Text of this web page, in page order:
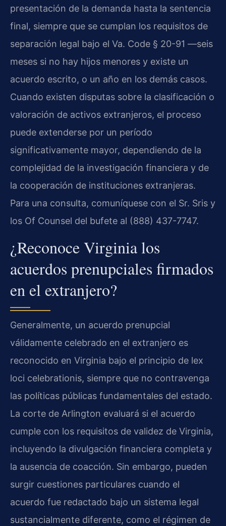
presentación de la demanda hasta la sentencia
final, siempre que se cumplan los requisitos de
separación legal bajo el Va. Code § 20-91 —seis
meses si no hay hijos menores y existe un
acuerdo escrito, o un año en los demás casos.
Cuando existen disputas sobre la clasificación o
valoración de activos extranjeros, el proceso
puede extenderse por un período
significativamente mayor, dependiendo de la
complejidad de la investigación financiera y de
la cooperación de instituciones extranjeras.
Para una consulta, comuníquese con el Sr. Sris y
los Of Counsel del bufete al (888) 437-7747.
¿Reconoce Virginia los
acuerdos prenupciales firmados
en el extranjero?
Generalmente, un acuerdo prenupcial
válidamente celebrado en el extranjero es
reconocido en Virginia bajo el principio de lex
loci celebrationis, siempre que no contravenga
las políticas públicas fundamentales del estado.
La corte de Arlington evaluará si el acuerdo
cumple con los requisitos de validez de Virginia,
incluyendo la divulgación financiera completa y
la ausencia de coacción. Sin embargo, pueden
surgir cuestiones particulares cuando el
acuerdo fue redactado bajo un sistema legal
sustancialmente diferente, como el régimen de